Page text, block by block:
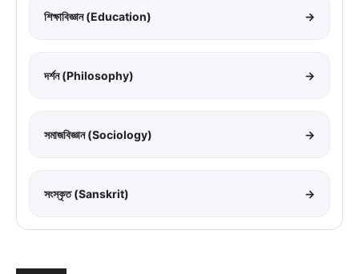
শিক্ষাবিজ্ঞান (Education) →
দর্শন (Philosophy) →
সমাজবিজ্ঞান (Sociology) →
সংস্কৃত (Sanskrit) →